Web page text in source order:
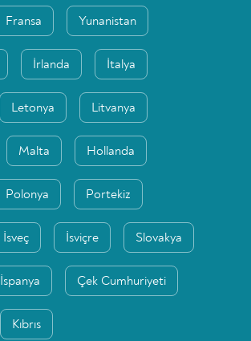
Fransa Yunanistan
İrlanda İtalya
Letonya Litvanya
Malta Hollanda
Polonya Portekiz
İsveç İsviçre Slovakya
İspanya Çek Cumhuriyeti
Kıbrıs